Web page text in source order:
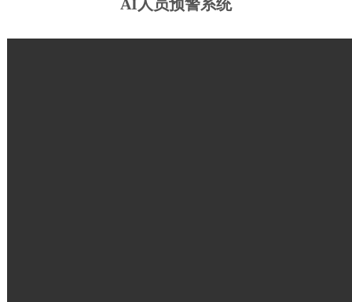
AI人员预警系统